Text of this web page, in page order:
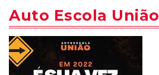
Auto Escola União